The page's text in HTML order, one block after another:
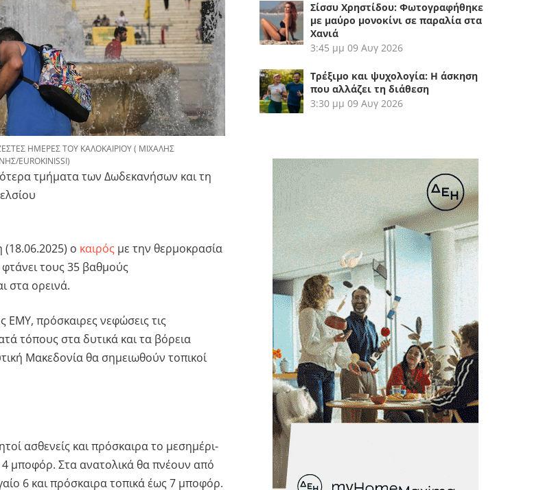
ΗΜΕΡΕΣ ΤΟΥ ΚΑΛΟΚΑΙΡΙΟΥ ( ΜΙΧΑΛΗΣ
EUROKINISSI)
τμήματα των Δωδεκανήσων και τη
(18.06.2025) ο καιρός με την θερμοκρασία
τους 35 βαθμούς
στα ορεινά.
πρόσκαιρες νεφώσεις τις
τόπους στα δυτικά και τα βόρεια
Μακεδονία θα σημειωθούν τοπικοί
ασθενείς και πρόσκαιρα το μεσημέρι-
4 μποφόρ. Στα ανατολικά θα πνέουν από
6 και πρόσκαιρα τοπικά έως 7 μποφόρ.
Σίσσυ Χρηστίδου: Φωτογραφήθηκε
με μαύρο μονοκίνι σε παραλία στα
Χανιά
3:45 μμ 09 Αυγ 2026
Τρέξιμο και ψυχολογία: Η άσκηση
που αλλάζει τη διάθεση
3:30 μμ 09 Αυγ 2026